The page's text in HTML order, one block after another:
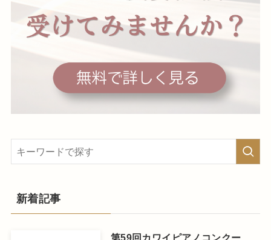
新着記事
第59回カワイピアノコンクー